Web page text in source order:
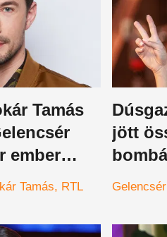
Tamás
ember
Tamás RTL
jött
a